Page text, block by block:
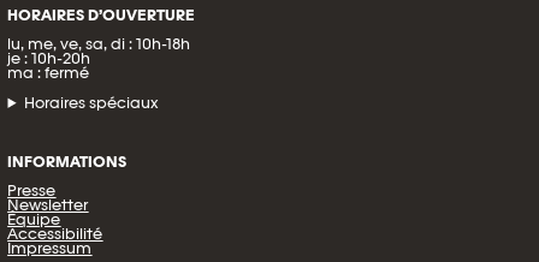
HORAIRES D’OUVERTURE
lu, me, ve, sa, di : 10h-18h
je : 10h-20h
ma : fermé
Horaires spéciaux
INFORMATIONS
Presse
Newsletter
Équipe
Accessibilité
Impressum